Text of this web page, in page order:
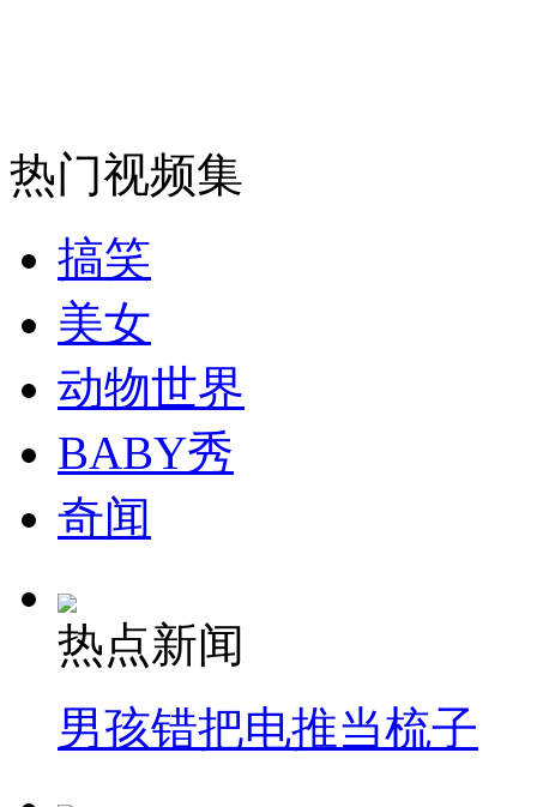
走！跟着总书记去植树
纽约上演“枕头大战”
热门视频集
搞笑
美女
动物世界
BABY秀
奇闻
热点新闻
男孩错把电推当梳子